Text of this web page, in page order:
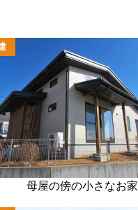
母屋の傍の小さなお家